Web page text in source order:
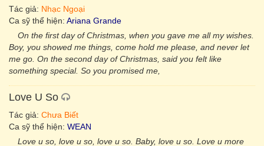
Tác giả: Nhạc Ngoại
Ca sỹ thể hiện: Ariana Grande
On the first day of Christmas, when you gave me all my wishes.
Boy, you showed me things, come hold me please, and never let
me go. On the second day of Christmas, said you felt like
something special. So you promised me,
Love U So
Tác giả: Chưa Biết
Ca sỹ thể hiện: WEAN
Love u so, love u so, love u so. Baby, love u so. Love u more